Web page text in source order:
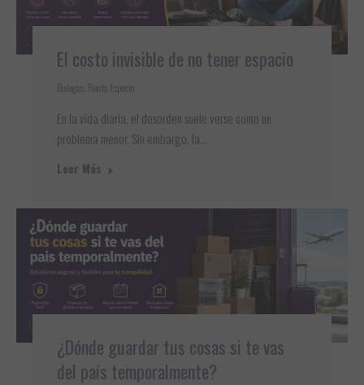
El costo invisible de no tener espacio
Bodegas, Renta Espacio
En la vida diaria, el desorden suele verse como un
problema menor. Sin embargo, la…
Leer Más
¿Dónde guardar tus cosas si te vas
del país temporalmente?